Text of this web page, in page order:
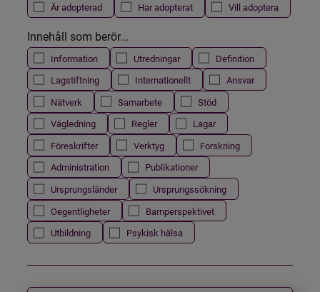
Är adopterad
Har adopterat Vill adoptera
Innehåll som berör...
Information Utredningar
Definition
Lagstiftning
Internationellt
Ansvar
Nätverk
Samarbete
Stöd
Vägledning
Regler
Lagar
Föreskrifter
Verktyg
Forskning
Administration
Publikationer
Ursprungsländer
Ursprungssökning
Oegentligheter
Barnperspektivet
Utbildning
Psykisk hälsa